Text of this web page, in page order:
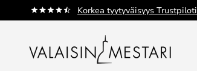
Korkea tyytyväisyys
Skip
to